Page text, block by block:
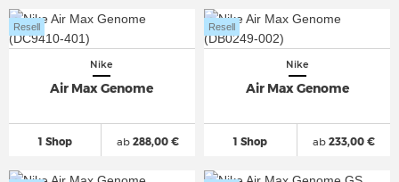
Nike
Air Max Genome
1 Shop
Resell
ab 288,00 €
Nike
Air Max Genome
1 Shop
Resell
ab233,00 €